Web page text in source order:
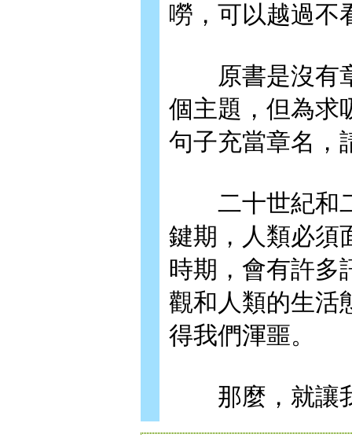
嘮，可以越過不
原書是沒有章
個主題，但為求
句子充當章名，
二十世紀和二
鍵期，人類必須
時期，會有許多
觀和人類的生活
得我們渾噩。
那麼，就讓